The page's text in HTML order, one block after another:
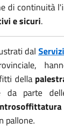
di continuità
e sicuri.
dal
della
da parte
pallone.